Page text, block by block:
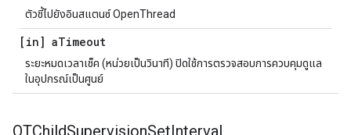
ตัวชี้ไปยังอินสแตนซ์ OpenThread
[in] aTimeout
ระยะหมดเวลาเช็ค (หน่วยเป็นวินาที) ปิดใช้การตรวจสอบการควบคุมดูแล
ในอุปกรณ์เป็นศูนย์
OTChildSupervisionSetInterval